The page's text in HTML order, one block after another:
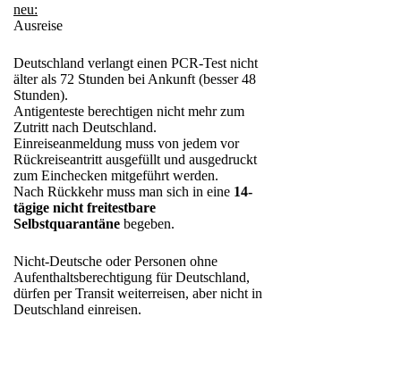
neu:
Ausreise
Deutschland verlangt einen PCR-Test nicht
älter als 72 Stunden bei Ankunft (besser 48
Stunden).
Antigenteste berechtigen nicht mehr zum
Zutritt nach Deutschland.
Einreiseanmeldung muss von jedem vor
Rückreiseantritt ausgefüllt und ausgedruckt
zum Einchecken mitgeführt werden.
Nach Rückkehr muss man sich in eine 14-
tägige nicht freitestbare
Selbstquarantäne begeben.
Nicht-Deutsche oder Personen ohne
Aufenthaltsberechtigung für Deutschland,
dürfen per Transit weiterreisen, aber nicht in
Deutschland einreisen.